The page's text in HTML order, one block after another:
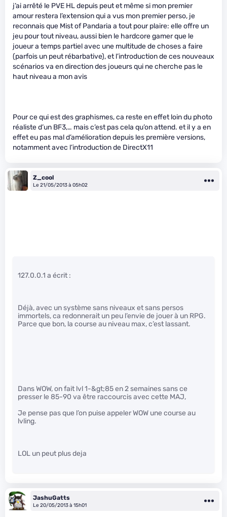
j’ai arrêté le PVE HL depuis peut et même si mon premier
amour restera l’extension qui a vus mon premier perso, je
reconnais que Mist of Pandaria a tout pour plaire: elle offre un
jeu pour tout niveau, aussi bien le hardcore gamer que le
joueur a temps partiel avec une multitude de choses a faire
(parfois un peut rébarbative), et l’introduction de ces nouveaux
scénarios va en direction des joueurs qui ne cherche pas le
haut niveau a mon avis
Pour ce qui est des graphismes, ca reste en effet loin du photo
réaliste d’un BF3,… mais c’est pas cela qu’on attend. et il y a en
effet eu pas mal d’amélioration depuis les première versions,
notamment avec l’introduction de DirectX11
Z_cool
Le 21/05/2013 à 05h02
127.0.0.1 a écrit :
Déjà, avec un système sans niveaux et sans persos
immortels, ca redonnerait un peu l’envie de jouer à un RPG.
Parce que bon, la course au niveau max, c’est lassant.
Dans WOW, on fait lvl 1-&gt;85 en 2 semaines sans ce
presser le 85-90 va être raccourcis avec cette MAJ,
Je pense pas que l’on puise appeler WOW une course au
lvling.
LOL un peut plus deja
JashuGatts
Le 20/05/2013 à 15h01